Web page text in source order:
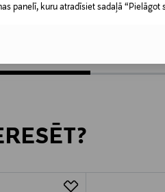
panelī, kuru atradīsiet sadaļā “Pielāgot
Original Price
94,00 €